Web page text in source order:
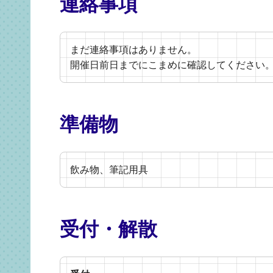
まだ連絡事項はありません。
開催日前日までにこまめに確認してください
準備物
飲み物、筆記用具
受付・解散